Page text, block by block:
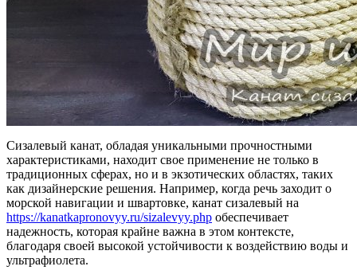
Сизалевый канат, обладая уникальными прочностными
характеристиками, находит свое применение не только в
традиционных сферах, но и в экзотических областях, таких
как дизайнерские решения. Например, когда речь заходит о
морской навигации и швартовке, канат сизалевый на
https://kanatkapronovyy.ru/sizalevyy.php обеспечивает
надежность, которая крайне важна в этом контексте,
благодаря своей высокой устойчивости к воздействию воды и
ультрафиолета.